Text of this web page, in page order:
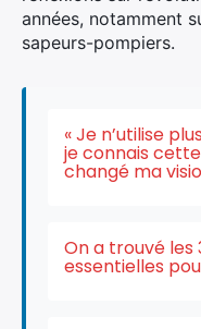
années, notamment
sapeurs-pompiers.
« Je n’utilise
je connais
changé ma
On a trouvé
essentielles